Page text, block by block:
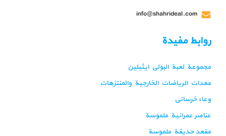
info@shahrideal.com
روابط مفيدة
مجموعة لعبة البولي ايثيلين
معدات الرياضات الخارجية والمنتزهات
وعاء خرساني
عناصر عمرانية ملموسة
مقعد حديقة ملموسة